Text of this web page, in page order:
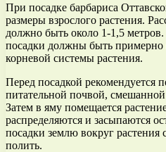
При посадке барбариса
размеры взрослого растения.
должно быть около 1-1,5
посадки должны быть примерно
корневой системы растения.
Перед посадкой рекомендуется
питательной почвой,
Затем в яму помещается
распределяются и засыпаются
посадки землю вокруг растения
полить.